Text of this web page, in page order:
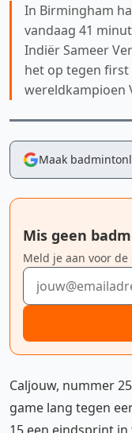
In Birmingham
vandaag 41
Indiër Sameer
het op tegen
wereldkampioen
Maak
Mis geen
Meld je aan voor
E-mailadres
Caljouw, nummer
game lang tegen